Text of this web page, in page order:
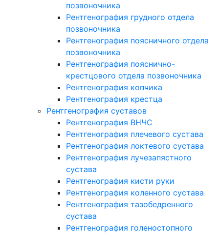
позвоночника
Рентгенография грудного отдела
позвоночника
Рентгенография поясничного отдела
позвоночника
Рентгенография пояснично-
крестцового отдела позвоночника
Рентгенография копчика
Рентгенография крестца
Рентгенография суставов
Рентгенография ВНЧС
Рентгенография плечевого сустава
Рентгенография локтевого сустава
Рентгенография лучезапястного
сустава
Рентгенография кисти руки
Рентгенография коленного сустава
Рентгенография тазобедренного
сустава
Рентгенография голеностопного